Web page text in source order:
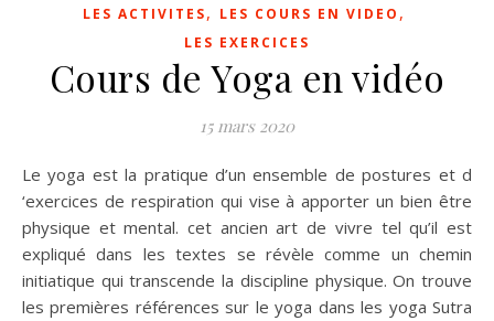
LES ACTIVITES, LES COURS EN VIDEO ,
LES EXERCICES
Cours de Yoga en vidéo
15 mars 2020
Le yoga est la pratique d’un ensemble de postures et d
‘exercices de respiration qui vise à apporter un bien être
physique et mental. cet ancien art de vivre tel qu’il est
expliqué dans les textes se révèle comme un chemin
initiatique qui transcende la discipline physique. On trouve
les premières références sur le yoga dans les yoga Sutra